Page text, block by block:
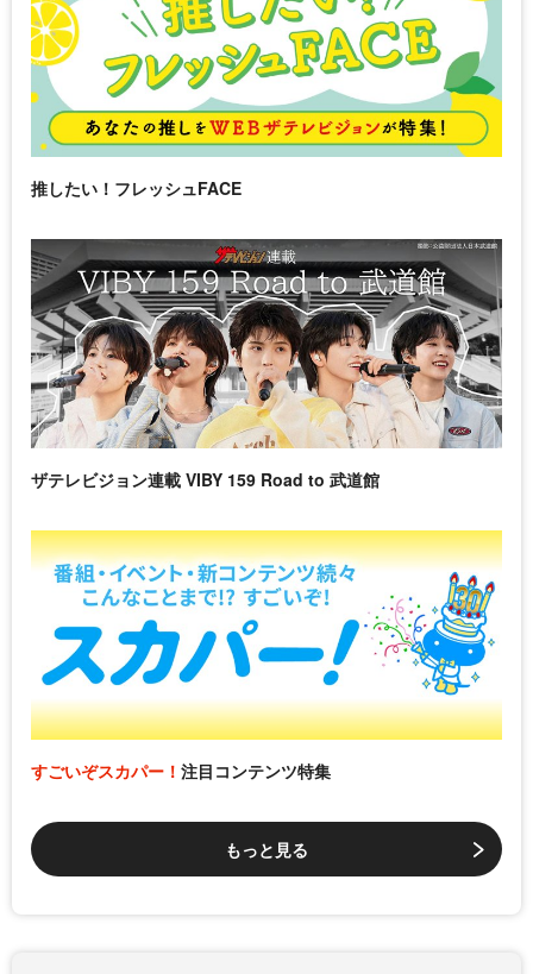
推したい！フレッシュFACE
ザテレビジョン連載 VIBY 159 Road to 武道館
すごいぞスカパー！ 注目コンテンツ特集
もっと見る